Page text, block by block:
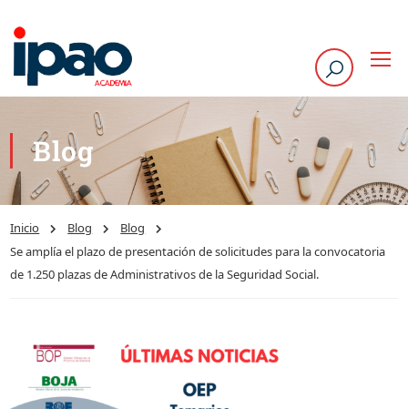
Blog
Inicio Blog
Blog
Se amplía el plazo de presentación de solicitudes para la convocatoria
de 1.250 plazas de Administrativos de la Seguridad Social.